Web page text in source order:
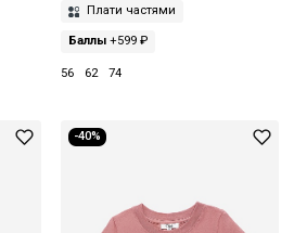
Плати частями
Баллы+599 ₽
56 62 74
-40%